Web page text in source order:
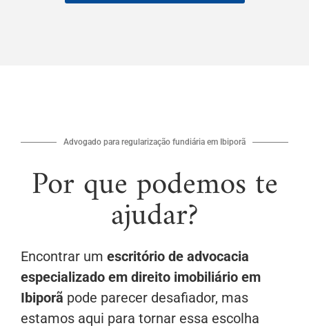
Advogado para regularização fundiária em Ibiporã
Por que podemos te
ajudar?
Encontrar um escritório de advocacia
especializado em direito imobiliário em
Ibiporã pode parecer desafiador, mas
estamos aqui para tornar essa escolha